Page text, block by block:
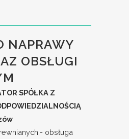
NAPRAWY
OBSŁUGI
SPÓŁKA Z
obsługa